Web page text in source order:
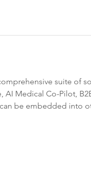
suite of
Medical Co-Pilot,
be embedded into